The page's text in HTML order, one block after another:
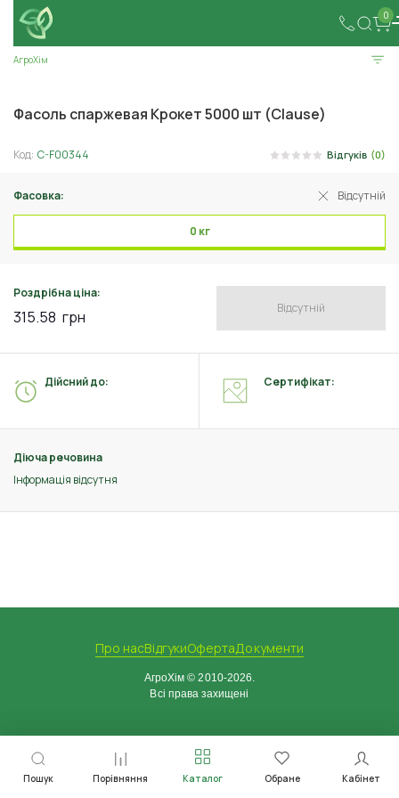
0
Пошук Порівняння Каталог Обране Кабінет
АгроХім
Фасоль спаржевая Крокет 5000 шт (Clause)
Код: C-F00344 Відгуків (0)
Фасовка: Відсутній
0 кг
Роздрібна ціна:
315.58 грн Відсутній
Діюча речовина
Інформація відсутня
Дійсний до: Сертифікат:
Про насВідгукиОфертаДокументи
АгроХім © 2010-2026.
Всі права захищені